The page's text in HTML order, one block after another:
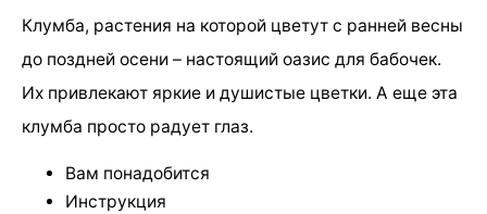
Клумба, растения на которой цветут с ранней весны
до поздней осени – настоящий оазис для бабочек.
Их привлекают яркие и душистые цветки. А еще эта
клумба просто радует глаз.
Вам понадобится
Инструкция